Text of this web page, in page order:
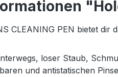
CLEANING PEN bietet
loser Staub,
und antistatischen